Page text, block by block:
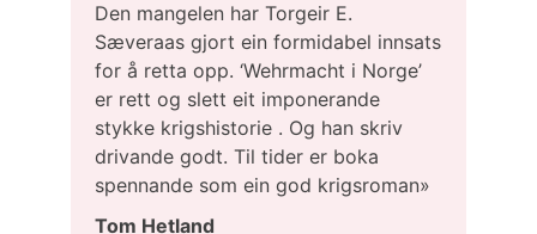
Den mangelen har Torgeir E.
Sæveraas gjort ein formidabel innsats
for å retta opp. ‘Wehrmacht i Norge’
er rett og slett eit imponerande
stykke krigshistorie . Og han skriv
drivande godt. Til tider er boka
spennande som ein god krigsroman»
Tom Hetland